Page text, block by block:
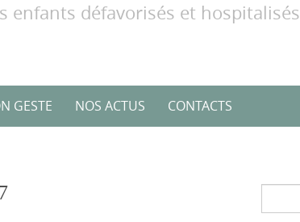
enfants défavorisés et hospitalisés
GESTE NOS ACTUS CONTACTS